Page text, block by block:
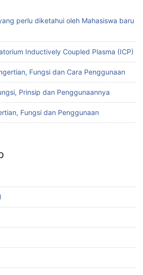
perlu diketahui oleh Mahasiswa baru
Inductively Coupled Plasma (ICP)
Fungsi dan Cara Penggunaan
Prinsip dan Penggunaannya
Fungsi dan Penggunaan